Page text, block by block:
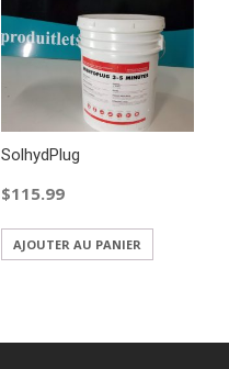
SolhydPlug
$115.99
AJOUTER AU PANIER